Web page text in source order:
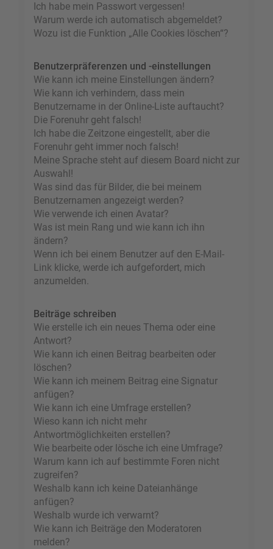
Ich habe mein Passwort vergessen!
Warum werde ich automatisch abgemeldet?
Wozu ist die Funktion „Alle Cookies löschen“?
Benutzerpräferenzen und -einstellungen
Wie kann ich meine Einstellungen ändern?
Wie kann ich verhindern, dass mein
Benutzername in der Online-Liste auftaucht?
Die Forenuhr geht falsch!
Ich habe die Zeitzone eingestellt, aber die
Forenuhr geht immer noch falsch!
Meine Sprache steht auf diesem Board nicht zur
Auswahl!
Was sind das für Bilder, die bei meinem
Benutzernamen angezeigt werden?
Wie verwende ich einen Avatar?
Was ist mein Rang und wie kann ich ihn
ändern?
Wenn ich bei einem Benutzer auf den E-Mail-
Link klicke, werde ich aufgefordert, mich
anzumelden.
Beiträge schreiben
Wie erstelle ich ein neues Thema oder eine
Antwort?
Wie kann ich einen Beitrag bearbeiten oder
löschen?
Wie kann ich meinem Beitrag eine Signatur
anfügen?
Wie kann ich eine Umfrage erstellen?
Wieso kann ich nicht mehr
Antwortmöglichkeiten erstellen?
Wie bearbeite oder lösche ich eine Umfrage?
Warum kann ich auf bestimmte Foren nicht
zugreifen?
Weshalb kann ich keine Dateianhänge
anfügen?
Weshalb wurde ich verwarnt?
Wie kann ich Beiträge den Moderatoren
melden?